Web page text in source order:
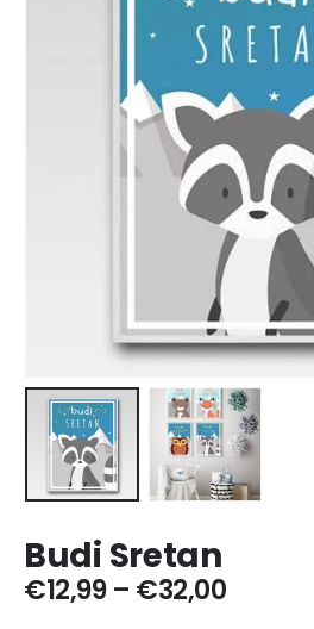
Budi Sretan
€12,99 – €32,00Price